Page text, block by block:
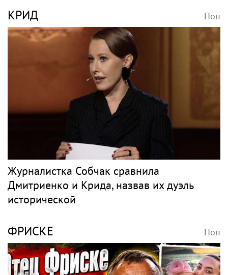
КРИД Поп
Журналистка Собчак сравнила
Дмитриенко и Крида, назвав их дуэль
исторической
ФРИСКЕ Поп